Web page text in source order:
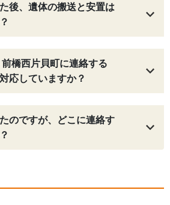
後、遺体の搬送と安置は
橋西片貝町に連絡する
応していますか？
のですが、どこに連絡す